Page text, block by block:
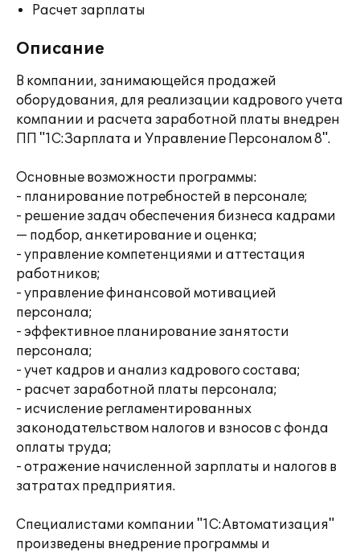
Расчет зарплаты
Описание
В компании, занимающейся продажей
оборудования, для реализации кадрового учета
компании и расчета заработной платы внедрен
ПП "1С:Зарплата и Управление Персоналом 8".
Основные возможности программы:
- планирование потребностей в персонале;
- решение задач обеспечения бизнеса кадрами
— подбор, анкетирование и оценка;
- управление компетенциями и аттестация
работников;
- управление финансовой мотивацией
персонала;
- эффективное планирование занятости
персонала;
- учет кадров и анализ кадрового состава;
- расчет заработной платы персонала;
- исчисление регламентированных
законодательством налогов и взносов с фонда
оплаты труда;
- отражение начисленной зарплаты и налогов в
затратах предприятия.
Специалистами компании "1С:Автоматизация"
произведены внедрение программы и